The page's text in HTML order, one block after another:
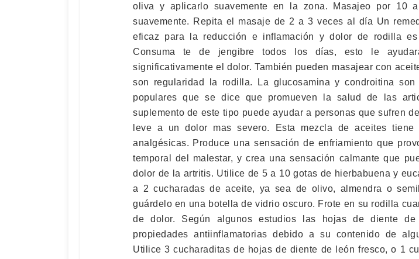
oliva y aplicarlo suavemente en la zona. Masajeo por 10
suavemente. Repita el masaje de 2 a 3 veces al día Un
eficaz para la reducción e inflamación y dolor de rodilla
Consuma te de jengibre todos los días, esto le
significativamente el dolor. También pueden masajear con
son regularidad la rodilla. La glucosamina y condroitina son
populares que se dice que promueven la salud de las
suplemento de este tipo puede ayudar a personas que sufren
leve a un dolor mas severo. Esta mezcla de aceites tiene
analgésicas. Produce una sensación de enfriamiento que
temporal del malestar, y crea una sensación calmante que
dolor de la artritis. Utilice de 5 a 10 gotas de hierbabuena y
a 2 cucharadas de aceite, ya sea de olivo, almendra o
guárdelo en una botella de vidrio oscuro. Frote en su rodilla
de dolor. Según algunos estudios las hojas de diente de
propiedades antiinflamatorias debido a su contenido de
Utilice 3 cucharaditas de hojas de diente de león fresco, o 1